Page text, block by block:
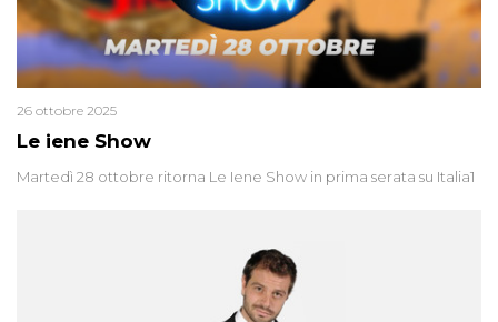
Le iene Show
26 ottobre 2025
Martedì 28 ottobre ritorna Le Iene Show in prima serata su Italia1